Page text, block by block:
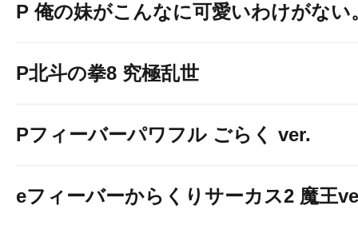
P 俺の妹がこんなに可愛いわけがない
P北斗の拳8 究極乱世
Pフィーバーパワフル ごらく ver.
eフィーバーからくりサーカス2 魔王